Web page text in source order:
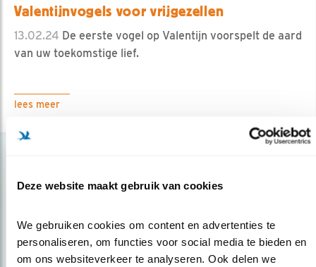
Deze website maakt gebruik van cookies
We gebruiken cookies om content en advertenties te
personaliseren, om functies voor social media te bieden en
om ons websiteverkeer te analyseren. Ook delen we
Valentijnvogels voor vrijgezellen
13.02.24 De eerste vogel op Valentijn voorspelt de aard
van uw toekomstige lief.
lees meer